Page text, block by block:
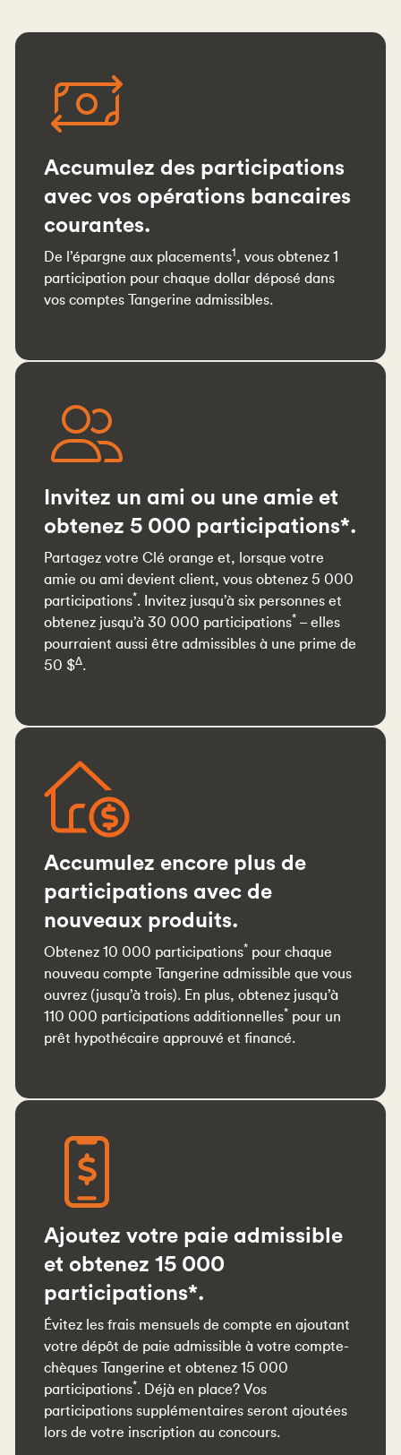
Accumulez des participations
avec vos opérations bancaires
courantes.
De l’épargne aux placements1, vous obtenez 1
participation pour chaque dollar déposé dans
vos comptes Tangerine admissibles.
Invitez un ami ou une amie et
obtenez 5 000 participations*.
Partagez votre Clé orange et, lorsque votre
amie ou ami devient client, vous obtenez 5 000
participations*. Invitez jusqu’à six personnes et
obtenez jusqu’à 30 000 participations* – elles
pourraient aussi être admissibles à une prime de
50 $∆.
Accumulez encore plus de
participations avec de
nouveaux produits.
Obtenez 10 000 participations* pour chaque
nouveau compte Tangerine admissible que vous
ouvrez (jusqu’à trois). En plus, obtenez jusqu’à
110 000 participations additionnelles* pour un
prêt hypothécaire approuvé et financé.
Ajoutez votre paie admissible
et obtenez 15 000
participations*.
Évitez les frais mensuels de compte en ajoutant
votre dépôt de paie admissible à votre compte-
chèques Tangerine et obtenez 15 000
participations*. Déjà en place? Vos
participations supplémentaires seront ajoutées
lors de votre inscription au concours.